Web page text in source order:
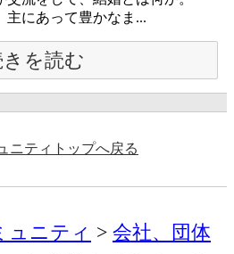
主にあって豊かなま...
を読む
ニティトップへ戻る
ュニティ
会社、団体